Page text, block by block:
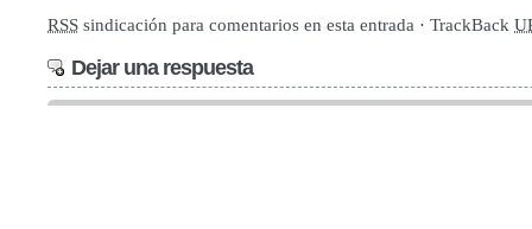
RSS sindicación para comentarios en esta entrada · TrackBack
Dejar una respuesta